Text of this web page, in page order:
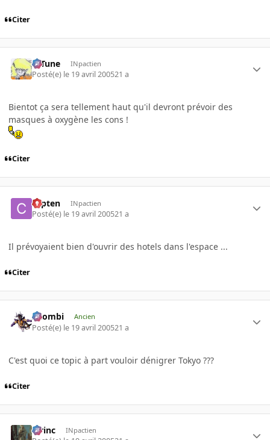
Citer
D-Tune INpactien
Posté(e) le 19 avril 200521 a
Bientot ça sera tellement haut qu'il devront prévoir des
masques à oxygène les cons !
Citer
capten INpactien
Posté(e) le 19 avril 200521 a
Il prévoyaient bien d'ouvrir des hotels dans l'espace ...
Citer
XZombi Ancien
Posté(e) le 19 avril 200521 a
C'est quoi ce topic à part vouloir dénigrer Tokyo ???
Citer
lorinc INpactien